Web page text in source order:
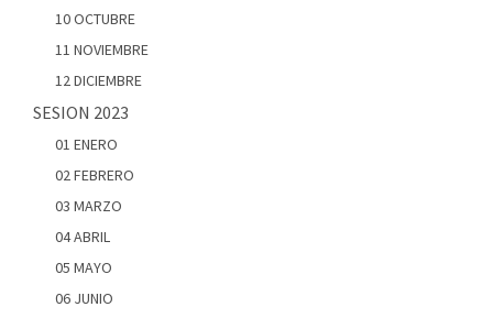
10 OCTUBRE
11 NOVIEMBRE
12 DICIEMBRE
SESION 2023
01 ENERO
02 FEBRERO
03 MARZO
04 ABRIL
05 MAYO
06 JUNIO